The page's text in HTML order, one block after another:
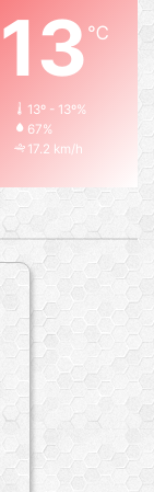
13℃
13º - 13º%
67%
17.2 km/h